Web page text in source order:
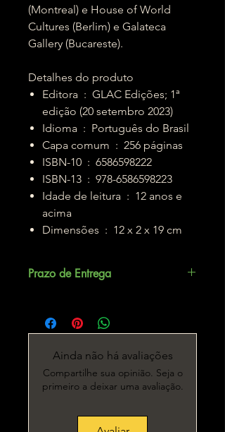
(Montreal) e House of World
Cultures (Berlim) e Galateca
Gallery (Bucareste).
Detalhes do produto
Editora ‏ : ‎ GLAC Edições; 1ª
edição (20 setembro 2023)
Idioma ‏ : ‎ Português do Brasil
Capa comum ‏ : ‎ 256 páginas
ISBN-10 ‏ : ‎ 6586598222
ISBN-13 ‏ : ‎ 978-6586598223
Idade de leitura ‏ : ‎ 12 anos e
acima
Dimensões ‏ : ‎ 12 x 2 x 19 cm
Prazo de Entrega
Ainda não há avaliações
Compartilhe sua opinião. Seja o
primeiro a deixar uma avaliação.